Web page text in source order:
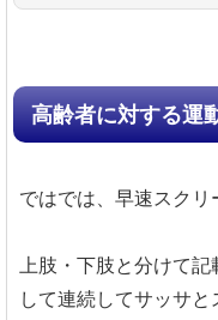
高齢者に対する運
ではでは、早速スクリ
上肢・下肢と分けて記
して連続してサッサ